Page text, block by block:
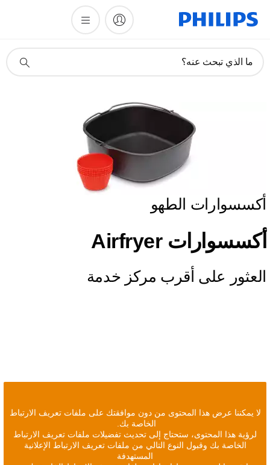
دعم
ما الذي تبحث عنه؟
أكسسوارات الطهو
أكسسوارات Airfryer
العثور على أقرب مركز خدمة
لا يمكننا عرض هذا المحتوى من دون موافقتك على ملفات تعريف الارتباط
الخاصة بك.
لرؤية هذا المحتوى، ستحتاج إلى تحديث تفضيلات ملفات تعريف الارتباط
الخاصة بك وقبول النوع التالي من ملفات تعريف الارتباط الإعلانية
المستهدفة